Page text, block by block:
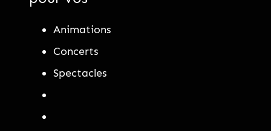
Animations
Concerts
Spectacles